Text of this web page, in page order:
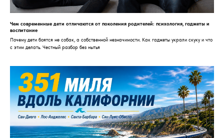
Чем современные дети отличаются от поколения родителей: психология, гаджеты и
воспитание
Почему дети боятся не собак, а собственной незначимости. Как гаджеты украли скуку и что
с этим делать. Честный разбор без нытья